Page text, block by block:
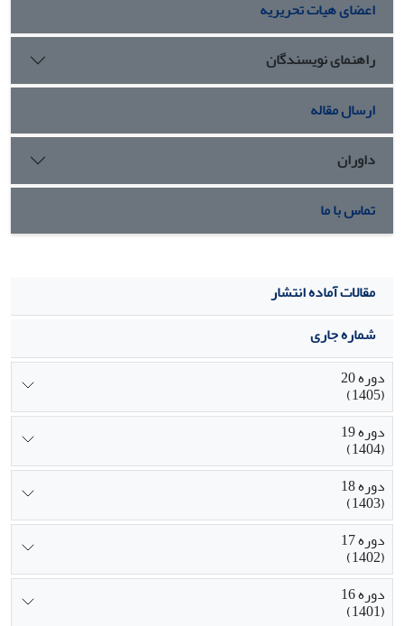
است که ادعایی نو و رادیکال با پشتوانه ای از فک تها )تز(
داشته باشد و مقالات مورد بررسی ما فاقد این ویژگی مهم
هستند.
اعضای هیات تحریریه
راهنمای نویسندگان
ارسال مقاله
داوران
تماس با ما
مقالات آماده انتشار
شماره جاری
دوره 20
(1405)
دوره 19
(1404)
دوره 18
(1403)
دوره 17
(1402)
دوره 16
(1401)